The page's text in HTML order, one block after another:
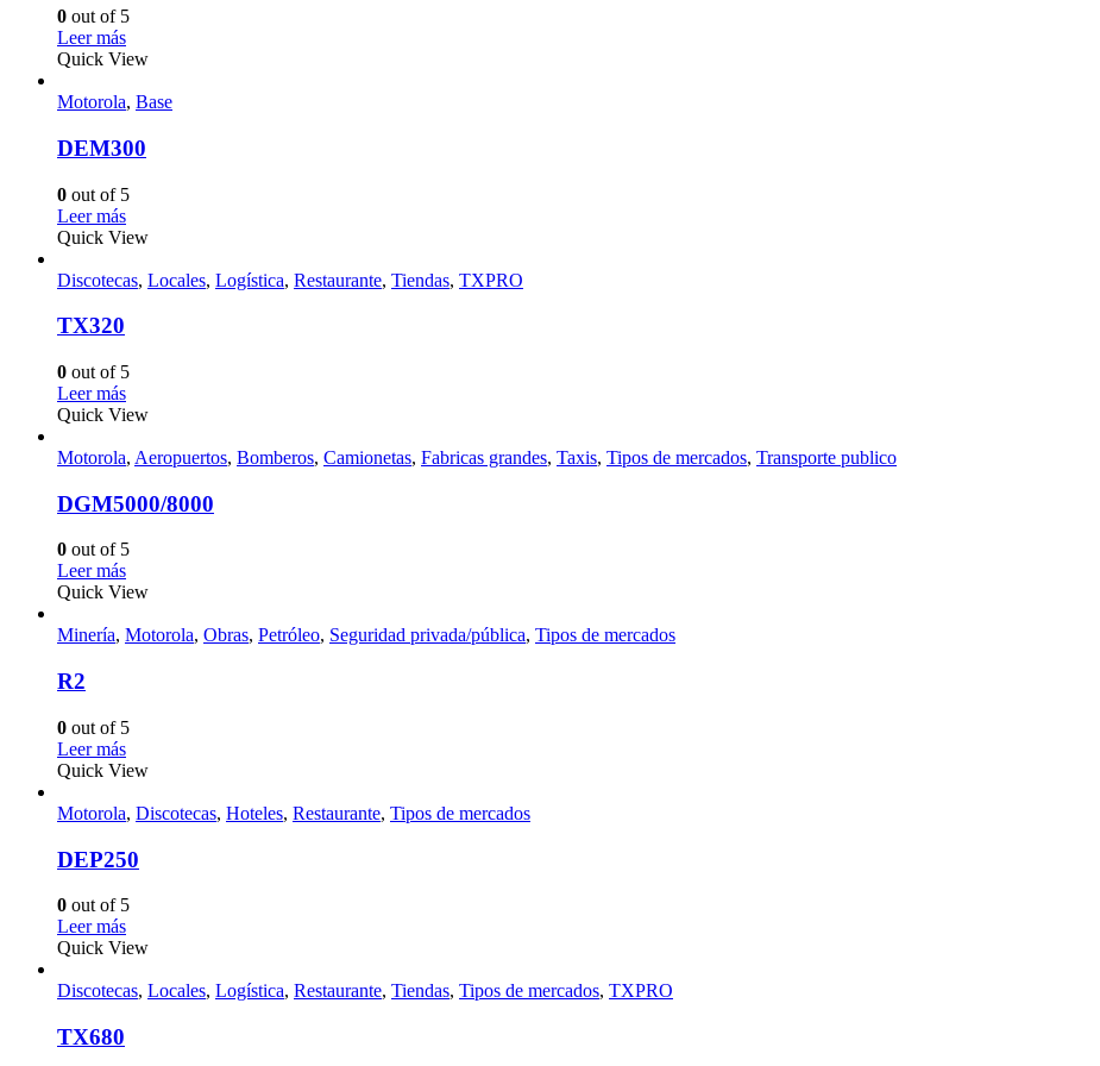
0 out of 5
Leer más
Quick View
Motorola, Base
DEM300
0 out of 5
Leer más
Quick View
Discotecas, Locales, Logística, Restaurante, Tiendas, TXPRO
TX320
0 out of 5
Leer más
Quick View
Motorola, Aeropuertos, Bomberos, Camionetas, Fabricas grandes, Taxis, Tipos de mercados, Transporte publico
DGM5000/8000
0 out of 5
Leer más
Quick View
Minería, Motorola, Obras, Petróleo, Seguridad privada/pública, Tipos de mercados
R2
0 out of 5
Leer más
Quick View
Motorola, Discotecas, Hoteles, Restaurante, Tipos de mercados
DEP250
0 out of 5
Leer más
Quick View
Discotecas, Locales, Logística, Restaurante, Tiendas, Tipos de mercados, TXPRO
TX680